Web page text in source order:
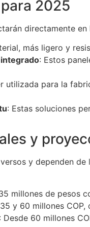
2025
directamente
más ligero y
: Estos
utilizada para la
: Estas soluciones
y
y dependen
millones de pesos
y 60 millones
Desde 60 millones